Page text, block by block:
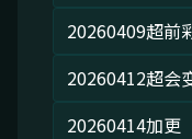
20260409超前
20260412超会
20260414加更